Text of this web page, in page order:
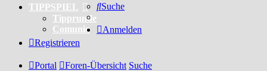
TIPPSPIEL
Tipprunde
Comunio
Suche
Anmelden
Registrieren
Portal Foren-Übersicht Suche